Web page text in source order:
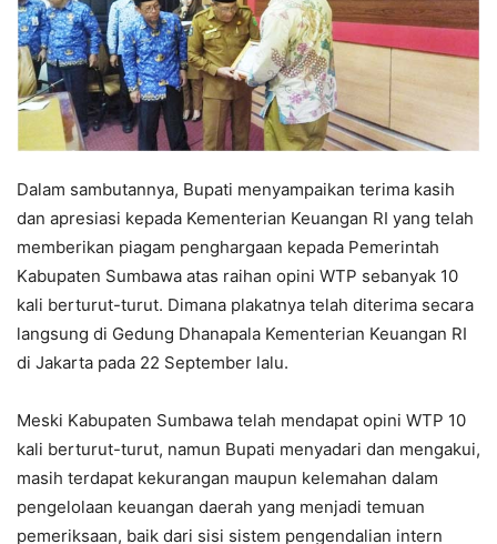
Dalam sambutannya, Bupati menyampaikan terima kasih
dan apresiasi kepada Kementerian Keuangan RI yang telah
memberikan piagam penghargaan kepada Pemerintah
Kabupaten Sumbawa atas raihan opini WTP sebanyak 10
kali berturut-turut. Dimana plakatnya telah diterima secara
langsung di Gedung Dhanapala Kementerian Keuangan RI
di Jakarta pada 22 September lalu.
Meski Kabupaten Sumbawa telah mendapat opini WTP 10
kali berturut-turut, namun Bupati menyadari dan mengakui,
masih terdapat kekurangan maupun kelemahan dalam
pengelolaan keuangan daerah yang menjadi temuan
pemeriksaan, baik dari sisi sistem pengendalian intern